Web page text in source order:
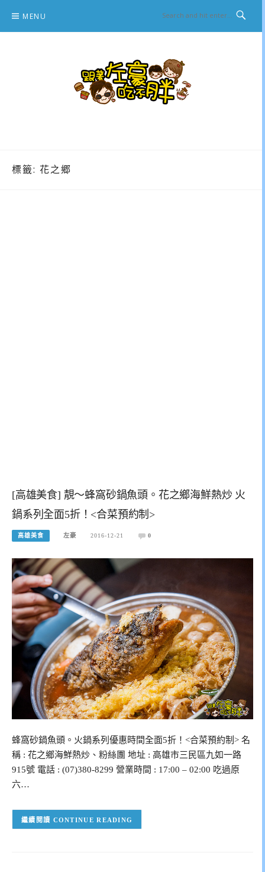
content
MENU
標籤: 花之郷
[高雄美食] 靚～蜂窩砂鍋魚頭。花之鄉海鮮熱炒 火
鍋系列全面5折！<合菜預約制>
高雄美食 左豪 2016-12-21 0
蜂窩砂鍋魚頭。火鍋系列優惠時間全面5折！<合菜預約制> 名
稱 : 花之鄉海鮮熱炒、粉絲團 地址 : 高雄市三民區九如一路
915號 電話 : (07)380-8299 營業時間 : 17:00 – 02:00 吃過原
六…
CONTINUE READING